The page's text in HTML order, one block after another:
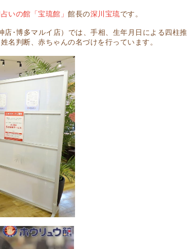
いの館「宝琉館」 館長の深川宝琉です。
店･博多マルイ店）では、手相、生年月日による四柱推
名判断、赤ちゃんの名づけを行っています。